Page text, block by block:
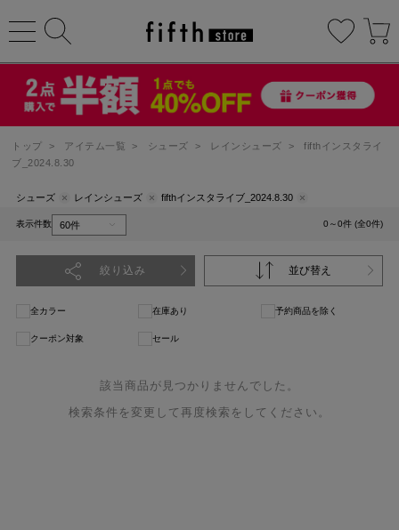
トップ > アイテム一覧 > シューズ > レインシューズ >
fifthインスタライ
ブ_2024.8.30
シューズ レインシューズ fifthインスタライブ_2024.8.30
表示件数 0～0件 (全0件)
絞り込み 並び替え
全カラー 在庫あり 予約商品を除く
クーポン対象 セール
該当商品が見つかりませんでした。
検索条件を変更して再度検索をしてください。